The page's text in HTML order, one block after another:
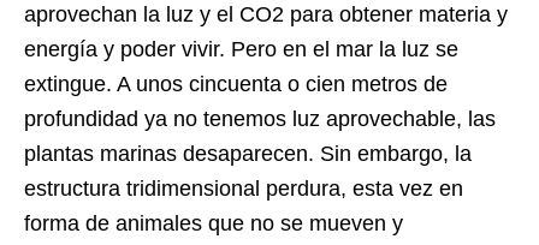
aprovechan la luz y el CO2 para obtener materia y
energía y poder vivir. Pero en el mar la luz se
extingue. A unos cincuenta o cien metros de
profundidad ya no tenemos luz aprovechable, las
plantas marinas desaparecen. Sin embargo, la
estructura tridimensional perdura, esta vez en
forma de animales que no se mueven y